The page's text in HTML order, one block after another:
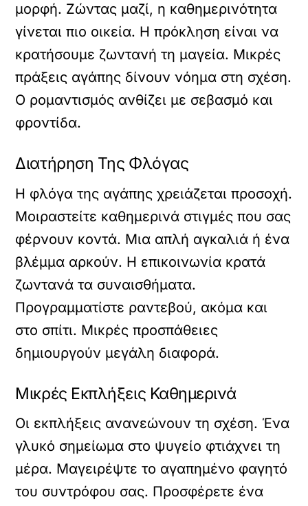
μορφή. Ζώντας μαζί, η καθημερινότητα
γίνεται πιο οικεία. Η πρόκληση είναι να
κρατήσουμε ζωντανή τη μαγεία. Μικρές
πράξεις αγάπης δίνουν νόημα στη σχέση.
Ο ρομαντισμός ανθίζει με σεβασμό και
φροντίδα.
Διατήρηση Της Φλόγας
Η φλόγα της αγάπης χρειάζεται προσοχή.
Μοιραστείτε καθημερινά στιγμές που σας
φέρνουν κοντά. Μια απλή αγκαλιά ή ένα
βλέμμα αρκούν. Η επικοινωνία κρατά
ζωντανά τα συναισθήματα.
Προγραμματίστε ραντεβού, ακόμα και
στο σπίτι. Μικρές προσπάθειες
δημιουργούν μεγάλη διαφορά.
Μικρές Εκπλήξεις Καθημερινά
Οι εκπλήξεις ανανεώνουν τη σχέση. Ένα
γλυκό σημείωμα στο ψυγείο φτιάχνει τη
μέρα. Μαγειρέψτε το αγαπημένο φαγητό
του συντρόφου σας. Προσφέρετε ένα